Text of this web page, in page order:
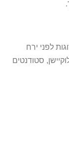
לפני ירח
סטודנטים